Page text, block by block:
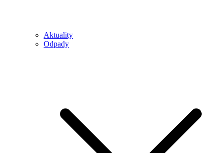
Aktuality
Odpady